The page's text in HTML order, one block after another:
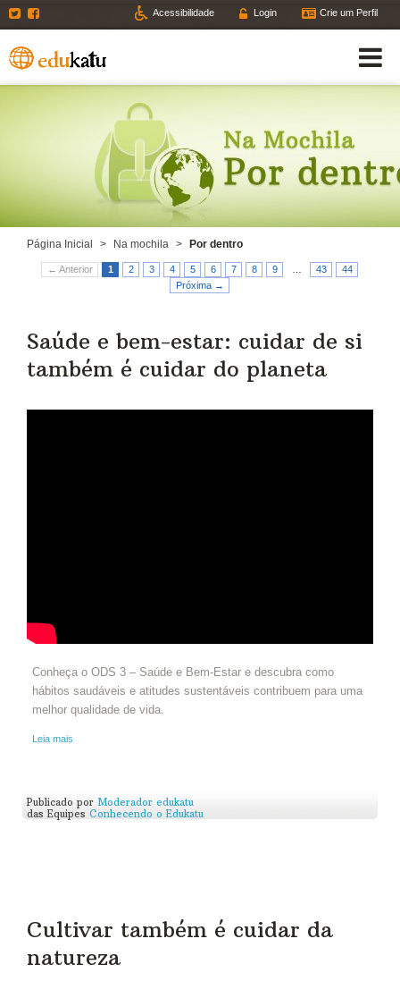
Twitter Acessibilidade Login Crie um Perfil
Página Inicial > Na mochila > Por dentro
← Anterior 1 2 3 4 5 6 7 8 9 43
44
Próxima →
Saúde e bem-estar: cuidar de si
também é cuidar do planeta
Conheça o ODS 3 – Saúde e Bem-Estar e descubra como
hábitos saudáveis e atitudes sustentáveis contribuem para uma
melhor qualidade de vida.
Leia mais
Publicado por Moderador edukatu
das Equipes Conhecendo o Edukatu
Cultivar também é cuidar da
natureza